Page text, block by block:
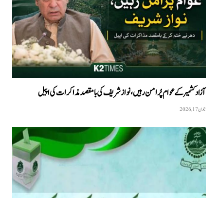
آزاد کشمیر کے عوام پُرامن رہیں، نواز شریف کی بامقصد مذاکرات کی اپیل
جون 17, 2026